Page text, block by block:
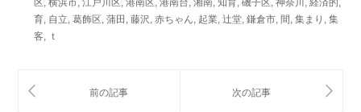
育 自立 葛飾区 蒲田 藤沢 赤ちゃん 起業 辻堂 鎌倉市 間 集まり
集
客
ｔ